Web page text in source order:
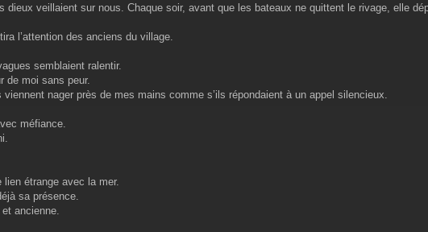
veillaient sur nous. Chaque soir, avant que les bateaux ne quittent le rivage, elle
l’attention des anciens du village.
semblaient ralentir.
de moi sans peur.
nager près de mes mains comme s’ils répondaient à un appel silencieux.
méfiance.
étrange avec la mer.
sa présence.
ancienne.